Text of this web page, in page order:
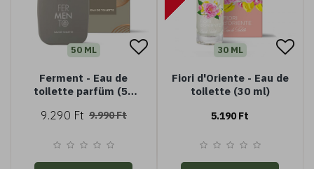
50 ML
Ferment - Eau de
toilette parfüm (50
9.290 Ft 9.990 Ft
30 ML
Fiori d'Oriente - Eau de
toilette (30 ml)
5.190 Ft